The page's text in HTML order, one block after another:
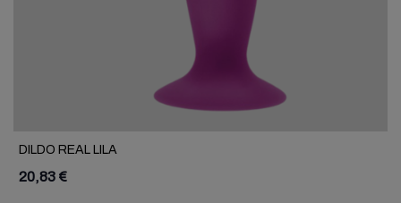
DILDO REAL LILA
20,83 €